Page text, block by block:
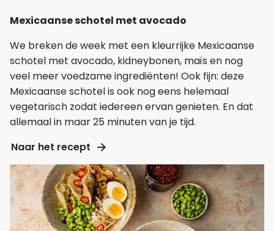
Mexicaanse schotel met avocado
We breken de week met een kleurrijke Mexicaanse
schotel met avocado, kidneybonen, maïs en nog
veel meer voedzame ingrediënten! Ook fijn: deze
Mexicaanse schotel is ook nog eens helemaal
vegetarisch zodat iedereen ervan genieten. En dat
allemaal in maar 25 minuten van je tijd.
Naar het recept